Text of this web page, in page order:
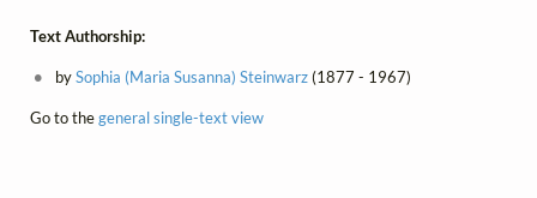
Text Authorship:
bySophia (Maria Susanna) Steinwarz(1877 - 1967)
Go to thegeneral single-text view